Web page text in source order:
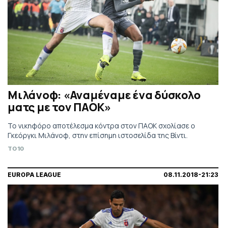
Μιλάνοφ: «Αναμέναμε ένα δύσκολο
ματς με τον ΠΑΟΚ»
Το νικηφόρο αποτέλεσμα κόντρα στον ΠΑΟΚ σχολίασε ο
Γκεόργκι Μιλάνοφ, στην επίσημη ιστοσελίδα της Βίντι.
TO10
EUROPA LEAGUE 08.11.2018-21:23